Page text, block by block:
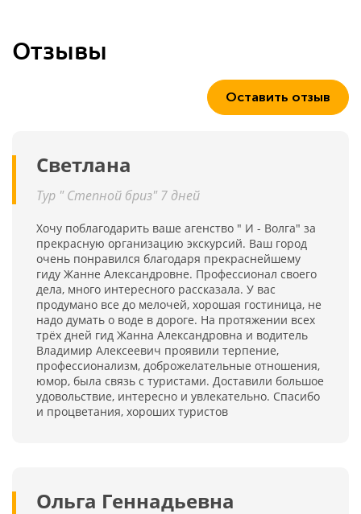
Отзывы
Оставить отзыв
Светлана
Тур " Степной бриз" 7 дней
Хочу поблагодарить ваше агенство " И - Волга" за
прекрасную организацию экскурсий. Ваш город
очень понравился благодаря прекраснейшему
гиду Жанне Александровне. Профессионал своего
дела, много интересного рассказала. У вас
продумано все до мелочей, хорошая гостиница, не
надо думать о воде в дороге. На протяжении всех
трёх дней гид Жанна Александровна и водитель
Владимир Алексеевич проявили терпение,
профессионализм, доброжелательные отношения,
юмор, была связь с туристами. Доставили большое
удовольствие, интересно и увлекательно. Спасибо
и процветания, хороших туристов
Ольга Геннадьевна